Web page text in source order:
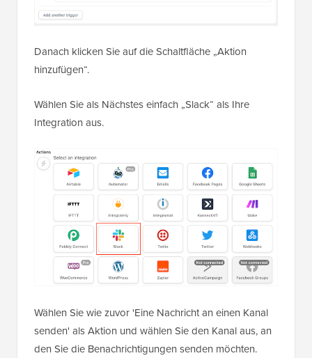
Danach klicken Sie auf die Schaltfläche „Aktion
hinzufügen“.
Wählen Sie als Nächstes einfach „Slack“ als Ihre
Integration aus.
Wählen Sie wie zuvor 'Eine Nachricht an einen Kanal
senden' als Aktion und wählen Sie den Kanal aus, an
den Sie die Benachrichtigungen senden möchten.